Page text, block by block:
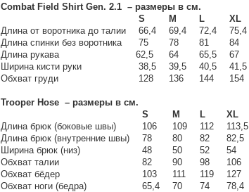
Combat Field Shirt Gen. 2.1 – размеры в см.
S
M L XL
Длина от воротника до талии
66,4 69,4 72,4 75,4
Длина спинки без воротника
75 78 81 84
Длина рукава
62,5 64 65,5 67
Ширина кисти руки
38,5 39,5 40,5 41,5
Обхват груди
128 136 144 154
Trooper Hose – размеры в см.
S
M L XL
Длина брюк (боковые швы)
106 109 112 113,5
Длина брюк (внутренние швы)
78 80 82 82,5
Ширина брюк (низ)
48 50 52 54
Обхват талии
82 90 98 106
Обхват бёдер
103 111 119 127
Обхват ноги (бедра)
65,4 70 74 78,4